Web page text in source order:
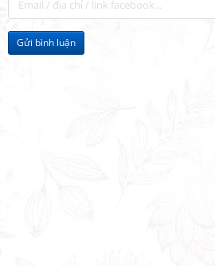
Gửi bình luận